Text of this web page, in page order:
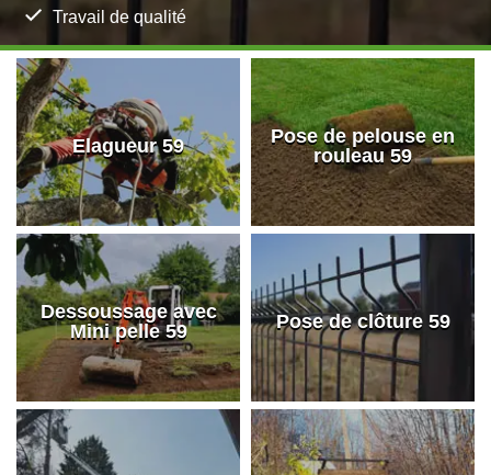
Travail de qualité
Elagueur 59
Pose de pelouse en
rouleau 59
Dessoussage avec
Mini pelle 59
Pose de clôture 59